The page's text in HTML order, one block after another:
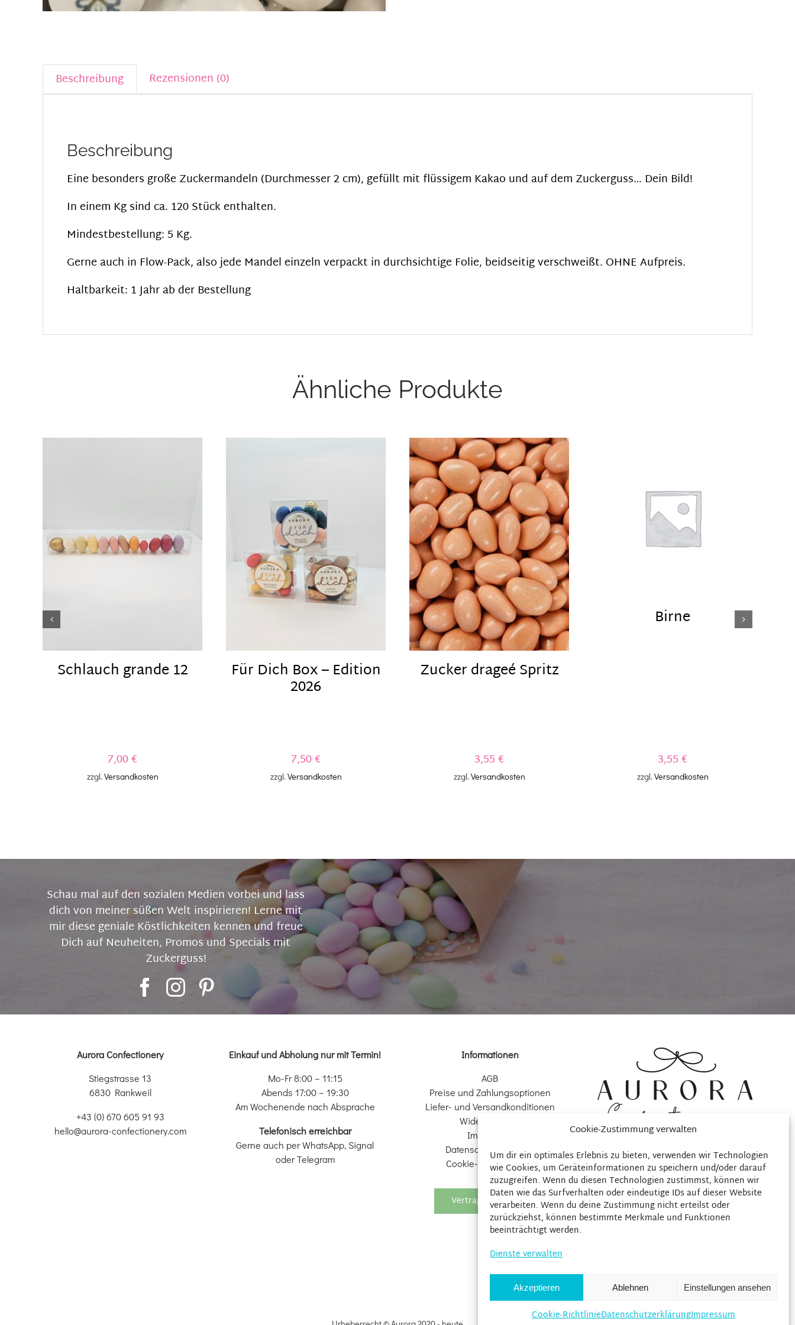
Cookie-Zustimmung verwalten
Um dir ein optimales Erlebnis zu bieten, verwenden wir Technologien
wie Cookies, um Geräteinformationen zu speichern und/oder darauf
zuzugreifen. Wenn du diesen Technologien zustimmst, können wir
Daten wie das Surfverhalten oder eindeutige IDs auf dieser Website
verarbeiten. Wenn du deine Zustimmung nicht erteilst oder
zurückziehst, können bestimmte Merkmale und Funktionen
beeinträchtigt werden.
Dienste verwalten
Akzeptieren Ablehnen Einstellungen ansehen
Cookie-RichtlinieDatenschutzerklärungImpressum
Beschreibung Rezensionen (0)
Beschreibung
Eine besonders große Zuckermandeln (Durchmesser 2 cm), gefüllt mit flüssigem Kakao und auf dem Zuckerguss… Dein Bild!
In einem Kg sind ca. 120 Stück enthalten.
Mindestbestellung: 5 Kg.
Gerne auch in Flow-Pack, also jede Mandel einzeln verpackt in durchsichtige Folie, beidseitig verschweißt. OHNE Aufpreis.
Haltbarkeit: 1 Jahr ab der Bestellung
Ähnliche Produkte
Schlauch grande 12
7,00€
zzgl.Versandkosten
Für Dich Box – Edition
2026
7,50€
zzgl.Versandkosten
Zucker drageé Spritz
3,55€
zzgl.Versandkosten
Birne
3,55€
zzgl.Versandkosten
Schau mal auf den sozialen Medien vorbei und lass
dich von meiner süßen Welt inspirieren! Lerne mit
mir diese geniale Köstlichkeiten kennen und freue
Dich auf Neuheiten, Promos und Specials mit
Zuckerguss!
Aurora Confectionery
Stiegstrasse 13
6830 Rankweil
+43 (0) 670 605 91 93
hello@aurora-confectionery.com
Einkauf und Abholung nur mit Termin!
Mo-Fr 8:00 – 11:15
Abends 17:00 – 19:30
Am Wochenende nach Absprache
Telefonisch erreichbar
Gerne auch per WhatsApp, Signal
oder Telegram
Informationen
AGB
Preise und Zahlungsoptionen
Liefer- und Versandkonditionen
Widerrufsrecht
Impressum
Datenschutzerklärung
Cookie-Richtlinie (EU)
Vertrag widerrufen